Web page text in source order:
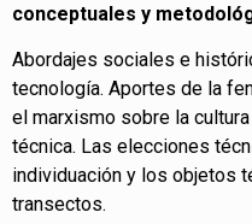
conceptuales y
Abordajes sociales e
tecnología. Aportes de la
el marxismo sobre la
técnica. Las elecciones
individuación y los objetos
transectos.